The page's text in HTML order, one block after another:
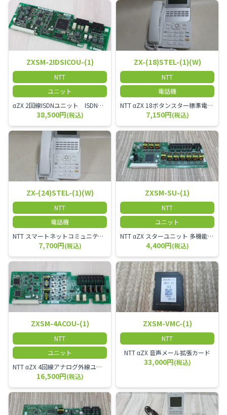
ZXSM-2IDSICOU-(1)
NTT
ユニット
αZX 2回線ISDNユニット ISDN回線を2本収容可能です。
38,500円(税込)
ZX-(18)STEL-(1)(W)
NTT
電話機
NTT αZX 18ボタンスター標準電話機(白)
7,150円(税込)
ZX-(24)STEL-(1)(W)
NTT
電話機
NTT スマートネットコミュニティαZX 24ボタンスター標準電話機
7,700円(税込)
ZXSM-SU-(1)
NTT
ユニット
NTT αZX スターユニット 多機能電話機ユニット
4,400円(税込)
ZXSM-4ACOU-(1)
NTT
ユニット
NTT αZX 4回線アナログ外線ユニット アナログ4ch収容ユニット
16,500円(税込)
ZXSM-VMC-(1)
NTT
NTT αZX 音声メール拡張カード
33,000円(税込)